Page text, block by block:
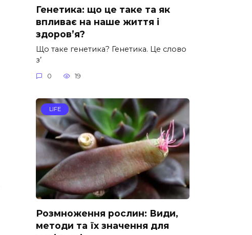
Генетика: що це таке та як
впливає на наше життя і
здоров’я?
Що таке генетика? Генетика. Це слово
з’
0 19
LIFE
Розмноження рослин: Види,
методи та їх значення для